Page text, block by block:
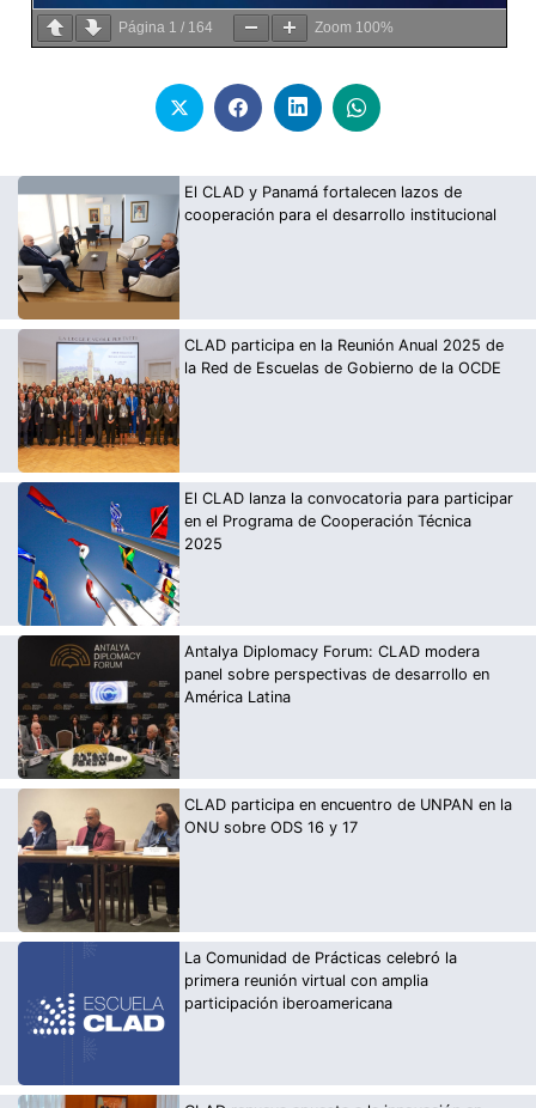
Página 1 / 164 Zoom 100%
El CLAD y Panamá fortalecen lazos de
cooperación para el desarrollo institucional
CLAD participa en la Reunión Anual 2025 de
la Red de Escuelas de Gobierno de la OCDE
El CLAD lanza la convocatoria para participar
en el Programa de Cooperación Técnica
2025
Antalya Diplomacy Forum: CLAD modera
panel sobre perspectivas de desarrollo en
América Latina
CLAD participa en encuentro de UNPAN en la
ONU sobre ODS 16 y 17
La Comunidad de Prácticas celebró la
primera reunión virtual con amplia
participación iberoamericana